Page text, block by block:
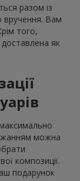
разом із
вручення. Вам
того,
як
можна
композиції.
подарунок